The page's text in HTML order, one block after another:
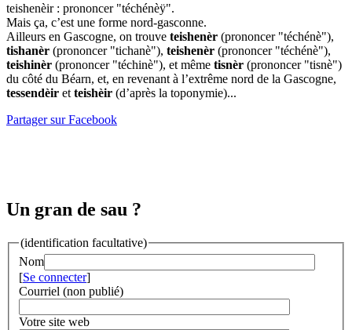
teishenèir : prononcer "téchénèÿ".
Mais ça, c’est une forme nord-gasconne.
Ailleurs en Gascogne, on trouve teishenèr (prononcer "téchénè"),
tishanèr (prononcer "tichanè"), teishenèr (prononcer "téchénè"),
teishinèr (prononcer "téchinè"), et même tisnèr (prononcer "tisnè")
du côté du Béarn, et, en revenant à l’extrême nord de la Gascogne,
tessendèir et teishèir (d’après la toponymie)...
Partager sur Facebook
Un gran de sau ?
(identification facultative)
Nom
[Se connecter]
Courriel (non publié)
Votre site web